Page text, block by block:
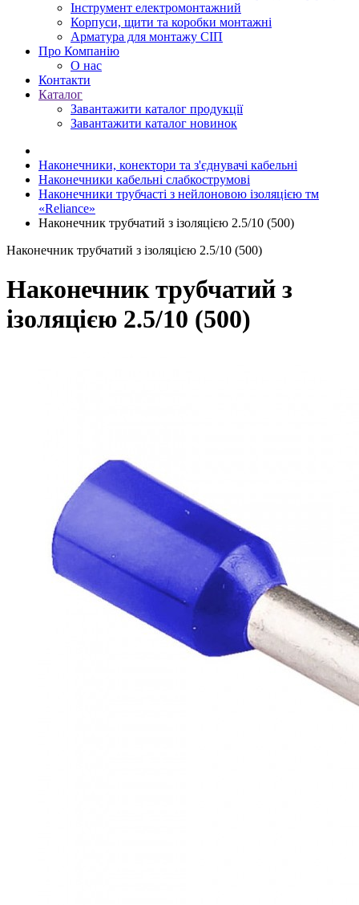
Інструмент електромонтажний
Корпуси, щити та коробки монтажні
Арматура для монтажу СІП
Про Компанію
О нас
Контакти
Каталог
Завантажити каталог продукції
Завантажити каталог новинок
Наконечники, конектори та з'єднувачі кабельні
Наконечники кабельні слабкострумові
Наконечники трубчасті з нейлоновою ізоляцією тм
«Reliance»
Наконечник трубчатий з ізоляцією 2.5/10 (500)
Наконечник трубчатий з ізоляцією 2.5/10 (500)
Наконечник трубчатий з
ізоляцією 2.5/10 (500)